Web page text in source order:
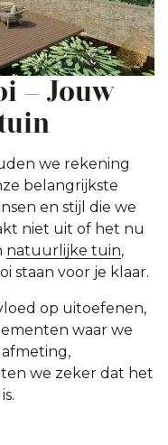
– Jouw
we rekening
belangrijkste
en stijl die we
niet uit of het nu
natuurlijke tuin,
staan voor je klaar.
op uitoefenen,
waar we
we zeker dat het